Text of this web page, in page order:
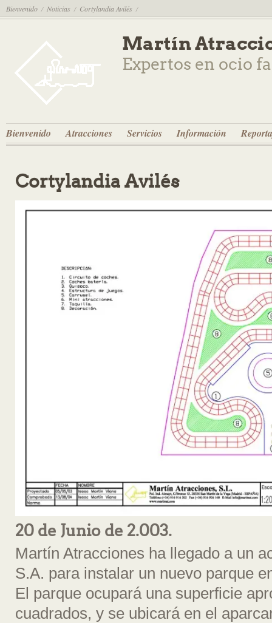
Bienvenido / Noticias / Cortylandia Avilés /
Martín
Expertos en ocio
Bienvenido Atracciones Servicios Información
Cortylandia Avilés
20 de Junio de 2.003.
Martín Atracciones ha llegado a un
S.A. para instalar un nuevo parque
El parque ocupará una superficie
cuadrados, y se ubicará en el